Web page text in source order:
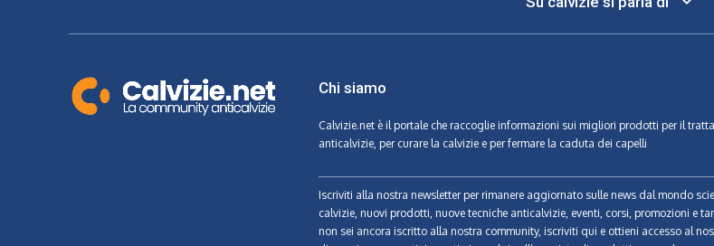
Chi siamo
Calvizie.netè il portale che raccoglie informazioni sui migliori prodotti per il
anticalvizie, per curare la calvizie e per fermare la caduta dei capelli
Iscriviti alla nostra newsletter per rimanere aggiornato sulle news dal mondo
calvizie, nuovi prodotti, nuove tecniche anticalvizie, eventi, corsi, promozioni e
non sei ancora iscritto alla nostra community, iscriviti qui e ottieni accesso al